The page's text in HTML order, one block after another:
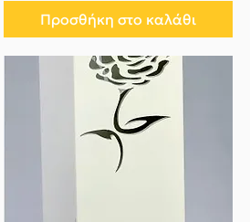
Προσθήκη στο καλάθι